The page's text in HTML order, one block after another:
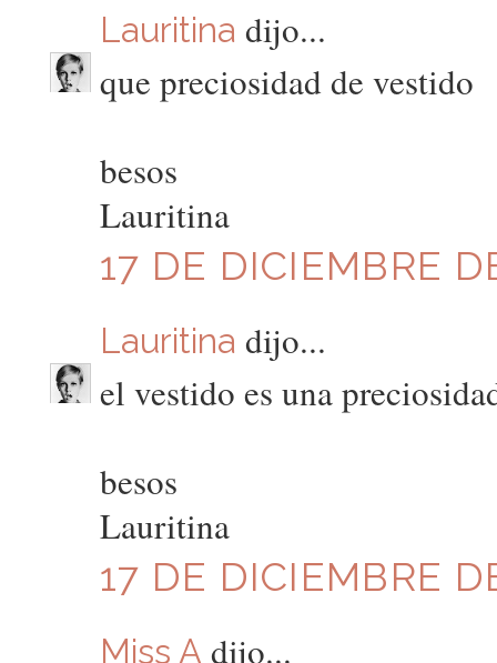
Lauritina dijo...
que preciosidad de vestido
besos
Lauritina
17 DE DICIEMBRE
Lauritina dijo...
el vestido es una
besos
Lauritina
17 DE DICIEMBRE
Miss Adijo...